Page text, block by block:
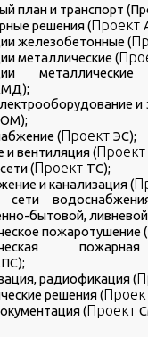
план и транспорт
решения (Проект
железобетонные (
металлические (
металлические
и
(Проект ЭС);
и вентиляция (Проект
(Проект ТС);
и канализация (
сети
бытовой,
пожаротушение (
радиофикация (
решения (
(Проект